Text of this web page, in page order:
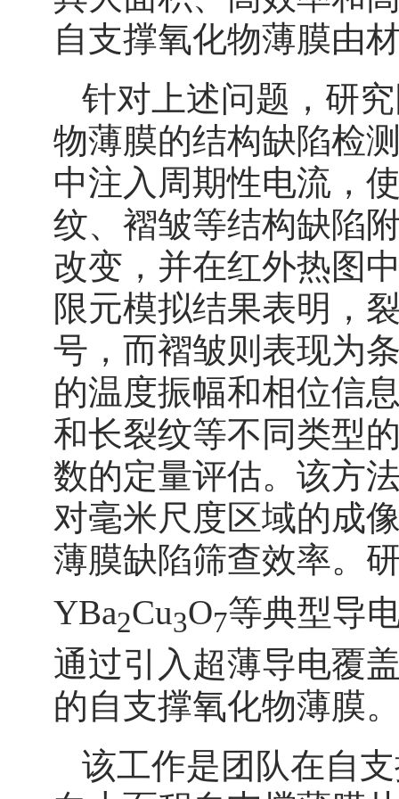
自支撑氧化物薄膜由
针对上述问题，研
物薄膜的结构缺陷检
中注入周期性电流，
纹、褶皱等结构缺陷
改变，并在红外热图
限元模拟结果表明，
号，而褶皱则表现为
的温度振幅和相位信
和长裂纹等不同类型
数的定量评估。该方
对毫米尺度区域的成
薄膜缺陷筛查效率。
YBa2Cu3O7等典型导
通过引入超薄导电覆
的自支撑氧化物薄膜
该工作是团队在自